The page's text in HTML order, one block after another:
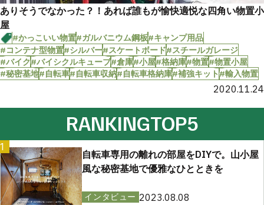
ありそうでなかった？！あれば誰もが愉快適悦な四角い物置小
屋
#かっこいい物置#ガルバニウム鋼板#キャンプ用品
#コンテナ型物置#シルバー#スケートボード#スチールガレージ
#バイク#バイシクルキューブ#倉庫#小屋#格納庫#物置#物置小屋
#秘密基地#自転車#自転車収納#自転車格納庫#補強キット#輸入物置
2020.11.24
RANKINGTOP5
1
自転車専用の離れの部屋をDIYで。山小屋
風な秘密基地で優雅なひとときを
インタビュー 2023.08.08